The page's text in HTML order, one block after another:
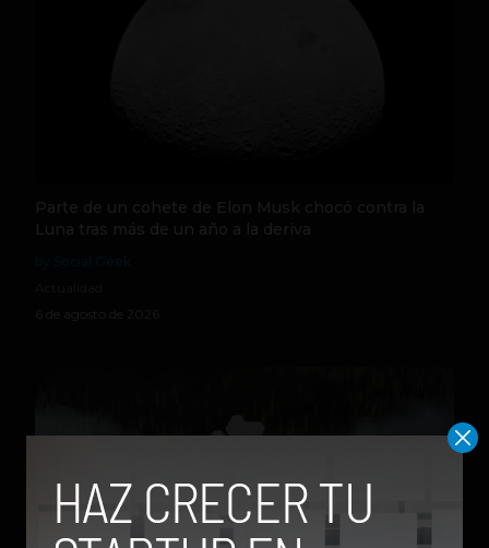
Parte de un cohete de Elon Musk chocó contra la
Luna tras más de un año a la deriva
6 de agosto de 2026